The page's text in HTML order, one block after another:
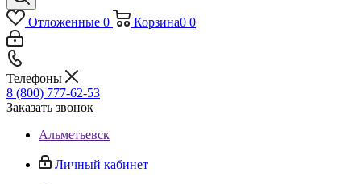
Отложенные 0 Корзина0 0
Телефоны
8 (800) 777-62-53
Заказать звонок
Альметьевск
Личный кабинет